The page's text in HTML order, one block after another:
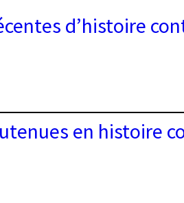
d’histoire
en histoire